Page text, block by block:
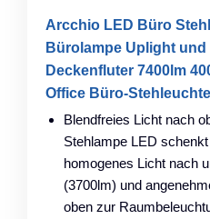
Arcchio LED Büro
Bürolampe Uplight
Deckenfluter 7400lm
Office Büro-Stehleuchte
Blendfreies Licht nach
Stehlampe LED
homogenes Licht nach
(3700lm) und
oben zur